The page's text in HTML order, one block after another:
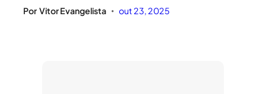
Por Vitor Evangelista • out 23, 2025